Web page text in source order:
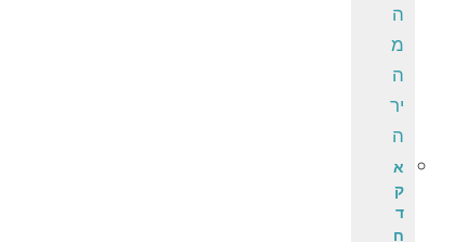
ה
מ
ה
יר
ה
א
ק
ד
ח